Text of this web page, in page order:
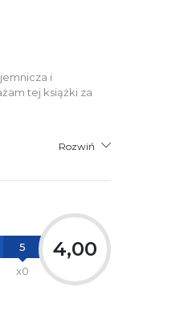
i
tej książki za
Rozwiń
5
x0
4,00